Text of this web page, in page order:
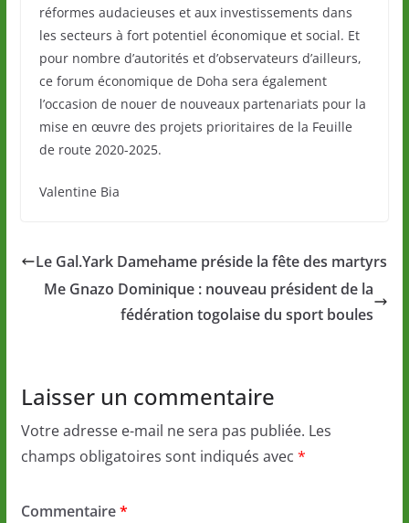
réformes audacieuses et aux investissements dans
les secteurs à fort potentiel économique et social. Et
pour nombre d’autorités et d’observateurs d’ailleurs,
ce forum économique de Doha sera également
l’occasion de nouer de nouveaux partenariats pour la
mise en œuvre des projets prioritaires de la Feuille
de route 2020-2025.
Valentine Bia
Le Gal.Yark Damehame préside la fête des martyrs
Me Gnazo Dominique : nouveau président de la
fédération togolaise du sport boules
Laisser un commentaire
Votre adresse e-mail ne sera pas publiée. Les
champs obligatoires sont indiqués avec *
Commentaire*